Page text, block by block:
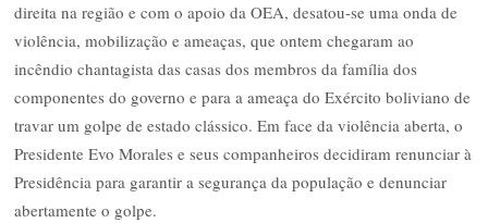
direita na região e com o apoio da OEA, desatou-se uma onda de
violência, mobilização e ameaças, que ontem chegaram ao
incêndio chantagista das casas dos membros da família dos
componentes do governo e para a ameaça do Exército boliviano de
travar um golpe de estado clássico. Em face da violência aberta, o
Presidente Evo Morales e seus companheiros decidiram renunciar à
Presidência para garantir a segurança da população e denunciar
abertamente o golpe.